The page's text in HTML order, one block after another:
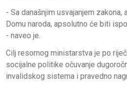
- Sa današnjim usvajanjem zakona,
Domu naroda, apsolutno će biti
- naveo je.
Cilj resornog ministarstva je po
socijalne politike očuvanje
invalidskog sistema i pravedno